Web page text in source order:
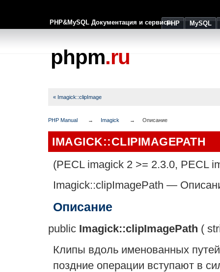
PHP&MySQL Документация и сервисыPHP MySQL
phpm.ru
« Imagick::clipImage
PHP Manual Imagick Описание
IMAGICK::CLIPIMAGEPATH
(PECL imagick 2 >= 2.3.0, PECL
Imagick::clipImagePath —
Описание
public Imagick::clipImagePath (
Клипы вдоль именованных
поздние операции вступают в